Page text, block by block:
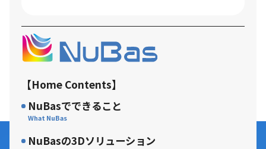
【Home Contents】
NuBasでできること
NuBasの3Dソリューション